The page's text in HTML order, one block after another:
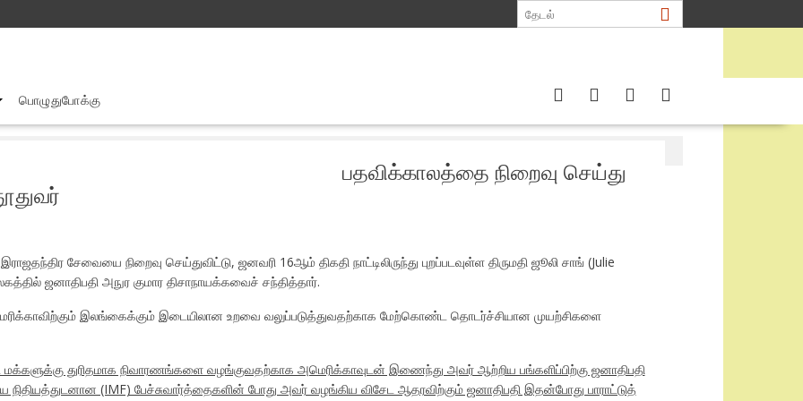
பொழுதுபோக்கு
பதவிக்காலத்தை நிறைவு செய்து
சேவையை நிறைவு செய்துவிட்டு, ஜனவரி 16ஆம் திகதி நாட்டிலிருந்து புறப்படவுள்ள திருமதி ஜூலி சாங் (Julie
ஜனாதிபதி அநுர குமார திசாநாயக்கவைச் சந்தித்தார்.
இலங்கைக்கும் இடையிலான உறவை வலுப்படுத்துவதற்காக மேற்கொண்ட தொடர்ச்சியான முயற்சிகளை
மக்களுக்கு துரிதமாக நிவாரணங்களை வழங்குவதற்காக அமெரிக்காவுடன் இணைந்து அவர் ஆற்றிய பங்களிப்பிற்கு ஜனாதிபதி
(IMF) பேச்சுவார்த்தைகளின் போது அவர் வழங்கிய விசேட ஆதரவிற்கும் ஜனாதிபதி இதன்போது பாராட்டுத்